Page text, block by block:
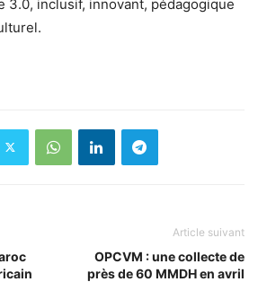
3.0, inclusif, innovant, pédagogique
Article suivant
OPCVM : une collecte de
près de 60 MMDH en avril